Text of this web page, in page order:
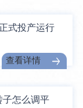
式投产运行
查看详情
子怎么调平